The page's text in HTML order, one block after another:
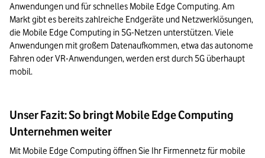
Anwendungen und für schnelles Mobile Edge Computing. Am
Markt gibt es bereits zahlreiche Endgeräte und Netzwerklösungen,
die Mobile Edge Computing in 5G-Netzen unterstützen. Viele
Anwendungen mit großem Datenaufkommen, etwa das autonome
Fahren oder VR-Anwendungen, werden erst durch 5G überhaupt
mobil.
Unser Fazit: So bringt Mobile Edge Computing
Unternehmen weiter
Mit Mobile Edge Computing öffnen Sie Ihr Firmennetz für mobile